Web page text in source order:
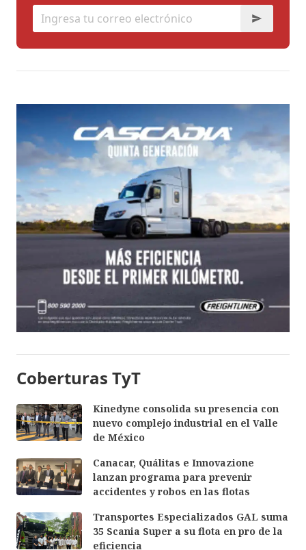
Coberturas TyT
Kinedyne consolida su presencia con
nuevo complejo industrial en el Valle
de México
Canacar, Quálitas e Innovazione
lanzan programa para prevenir
accidentes y robos en las flotas
Transportes Especializados GAL suma
35 Scania Super a su flota en pro de la
eficiencia